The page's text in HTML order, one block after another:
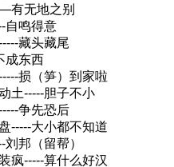
有无地之别
自鸣得意
藏头藏尾
成东西
损（笋）到家啦
土-----胆子不小
争先恐后
-----大小都不知道
邦（留帮）
疯-----算什么好汉